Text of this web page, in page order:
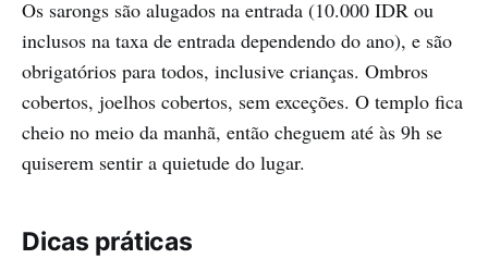
Os sarongs são alugados na entrada (10.000 IDR ou
inclusos na taxa de entrada dependendo do ano), e são
obrigatórios para todos, inclusive crianças. Ombros
cobertos, joelhos cobertos, sem exceções. O templo fica
cheio no meio da manhã, então cheguem até às 9h se
quiserem sentir a quietude do lugar.
Dicas práticas